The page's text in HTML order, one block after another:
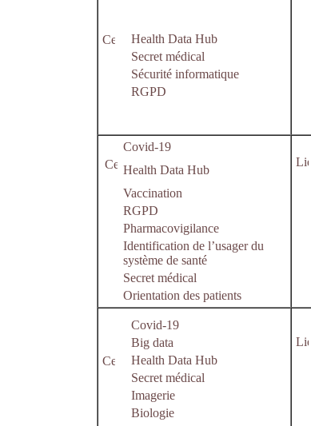
Health Data Hub
Secret médical
Sécurité informatique
RGPD
Covid-19
Health Data Hub
Vaccination
RGPD
Pharmacovigilance
Identification de l’usager du
système de santé
Secret médical
Orientation des patients
Covid-19
Big data
Health Data Hub
Secret médical
Imagerie
Biologie